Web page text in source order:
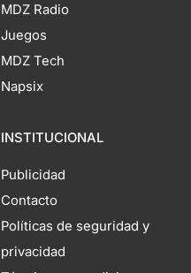
MDZ Radio
Juegos
MDZ Tech
Napsix
INSTITUCIONAL
Publicidad
Contacto
Políticas de seguridad y
privacidad